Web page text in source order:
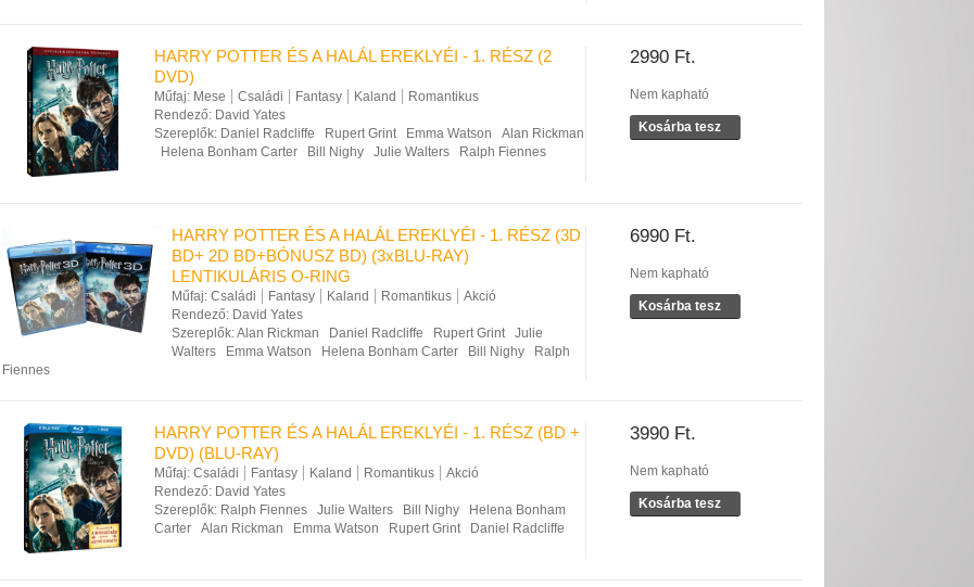
2990 Ft.
Nem kapható
Kosárba tesz
HARRY POTTER ÉS A HALÁL EREKLYÉI - 1. RÉSZ (2
DVD)
Műfaj: Mese Családi Fantasy Kaland
Romantikus
Rendező: David Yates
Szereplők: Daniel Radcliffe Rupert Grint Emma Watson
Alan Rickman
Helena Bonham Carter
Bill Nighy Julie Walters Ralph Fiennes
6990 Ft.
Nem kapható
Kosárba tesz
HARRY POTTER ÉS A HALÁL EREKLYÉI - 1. RÉSZ (3D
BD+ 2D BD+BÓNUSZ BD) (3xBLU-RAY)
LENTIKULÁRIS O-RING
Műfaj: Családi Fantasy Kaland Romantikus
Akció
Rendező: David Yates
Szereplők:Alan Rickman Daniel Radcliffe Rupert Grint
Julie
Walters
Emma Watson Helena Bonham Carter Bill Nighy
Ralph
Fiennes
3990 Ft.
Nem kapható
Kosárba tesz
HARRY POTTER ÉS A HALÁL EREKLYÉI - 1. RÉSZ (BD +
DVD) (BLU-RAY)
Műfaj: Családi Fantasy Kaland Romantikus
Akció
Rendező: David Yates
Szereplők: Ralph Fiennes Julie Walters Bill Nighy
Helena Bonham
Carter
Alan Rickman Emma Watson Rupert Grint Daniel Radcliffe